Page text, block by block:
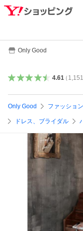
Only Good
4.61（
Only Good ファッション
ドレス、ブライダル